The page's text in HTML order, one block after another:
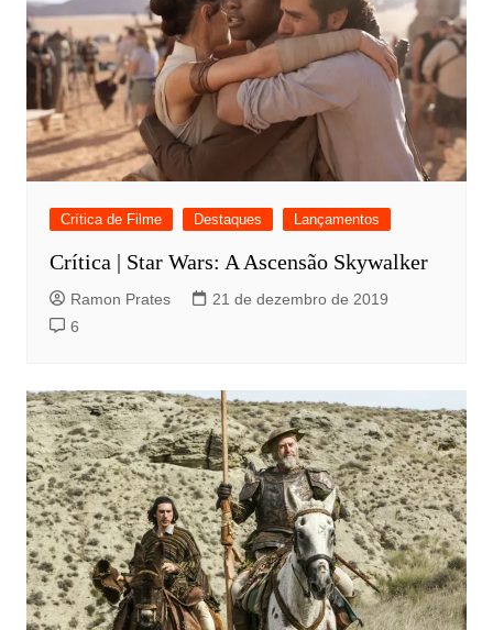
Crítica de Filme Destaques Lançamentos
Crítica | Star Wars: A Ascensão Skywalker
Ramon Prates
21 de dezembro de 2019
6